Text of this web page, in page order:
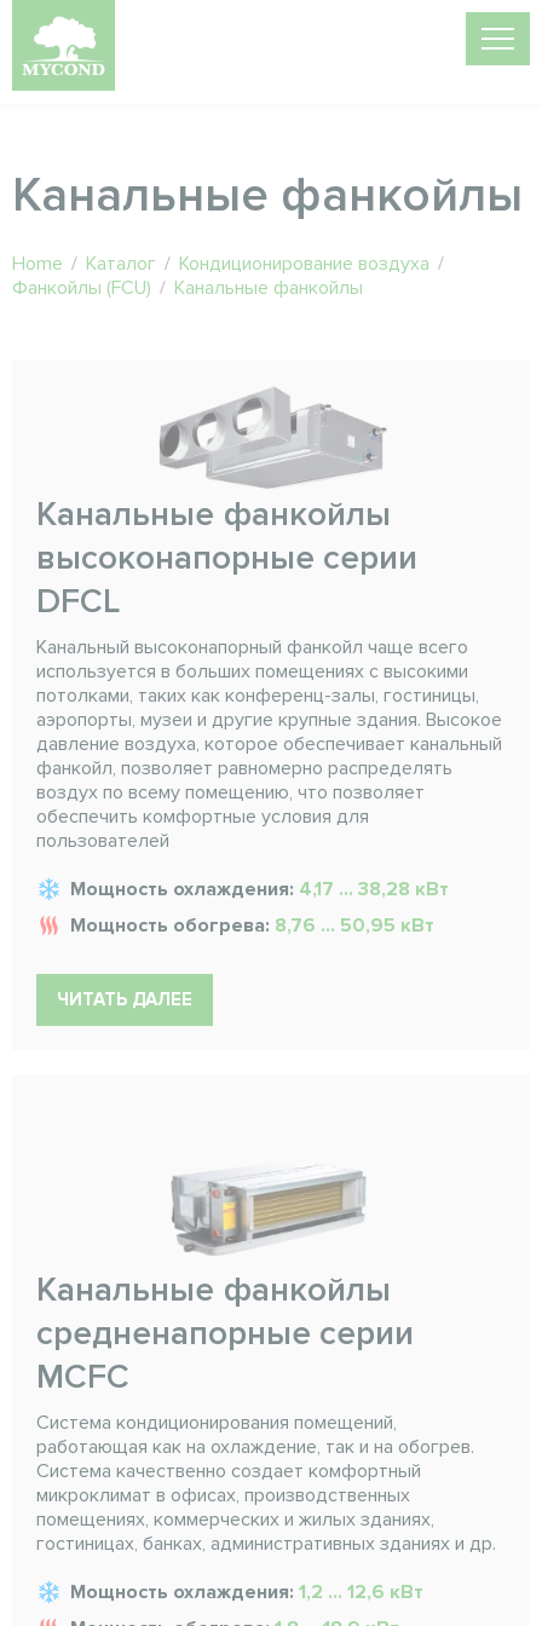
Канальные фанкойлы
Home / Каталог / Кондиционирование воздуха /
Фанкойлы (FCU) / Канальные фанкойлы
Канальные фанкойлы
высоконапорные серии
DFCL
Канальный высоконапорный фанкойл чаще всего
используется в больших помещениях с высокими
потолками, таких как конференц-залы, гостиницы,
аэропорты, музеи и другие крупные здания. Высокое
давление воздуха, которое обеспечивает канальный
фанкойл, позволяет равномерно распределять
воздух по всему помещению, что позволяет
обеспечить комфортные условия для
пользователей
Мощность охлаждения: 4,17 ... 38,28 кВт
Мощность обогрева: 8,76 ... 50,95 кВт
ЧИТАТЬ ДАЛЕЕ
Канальные фанкойлы
средненапорные серии
MCFC
Система кондиционирования помещений,
работающая как на охлаждение, так и на обогрев.
Система качественно создает комфортный
микроклимат в офисах, производственных
помещениях, коммерческих и жилых зданиях,
гостиницах, банках, административных зданиях и др.
Мощность охлаждения: 1,2 ... 12,6 кВт